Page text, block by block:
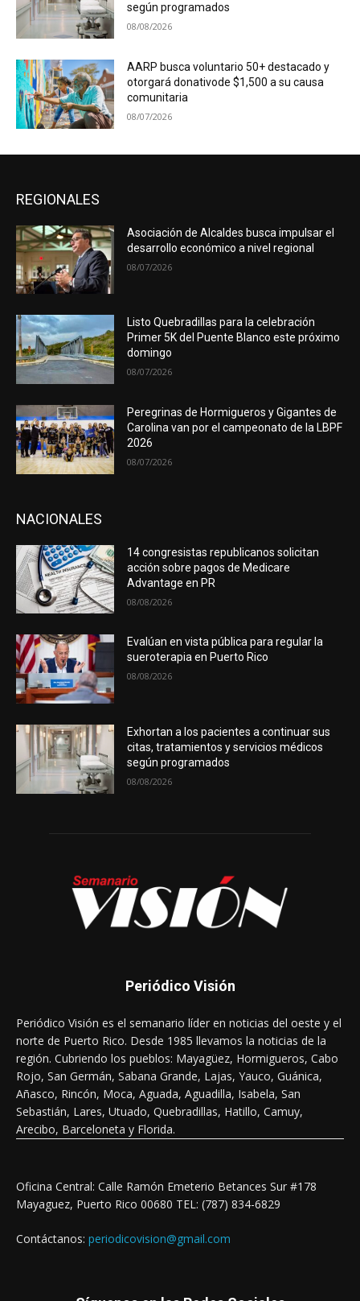
según programados
08/08/2026
AARP busca voluntario 50+ destacado y
otorgará donativode $1,500 a su causa
comunitaria
08/07/2026
REGIONALES
Asociación de Alcaldes busca impulsar el
desarrollo económico a nivel regional
08/07/2026
Listo Quebradillas para la celebración
Primer 5K del Puente Blanco este próximo
domingo
08/07/2026
Peregrinas de Hormigueros y Gigantes de
Carolina van por el campeonato de la LBPF
2026
08/07/2026
NACIONALES
14 congresistas republicanos solicitan
acción sobre pagos de Medicare
Advantage en PR
08/08/2026
Evalúan en vista pública para regular la
sueroterapia en Puerto Rico
08/08/2026
Exhortan a los pacientes a continuar sus
citas, tratamientos y servicios médicos
según programados
08/08/2026
Periódico Visión
Periódico Visión es el semanario líder en noticias del oeste y el
norte de Puerto Rico. Desde 1985 llevamos la noticias de la
región. Cubriendo los pueblos: Mayagüez, Hormigueros, Cabo
Rojo, San Germán, Sabana Grande, Lajas, Yauco, Guánica,
Añasco, Rincón, Moca, Aguada, Aguadilla, Isabela, San
Sebastián, Lares, Utuado, Quebradillas, Hatillo, Camuy,
Arecibo, Barceloneta y Florida.
Oficina Central: Calle Ramón Emeterio Betances Sur #178
Mayaguez, Puerto Rico 00680 TEL: (787) 834-6829
Contáctanos: periodicovision@gmail.com